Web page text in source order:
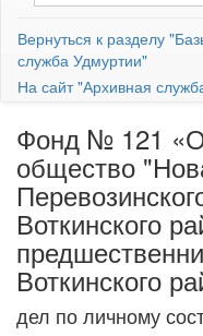
Вернуться к разделу
служба Удмуртии"
На сайт "Архивная
Фонд № 121
общество
Воткинского
Воткинского
дел по личному